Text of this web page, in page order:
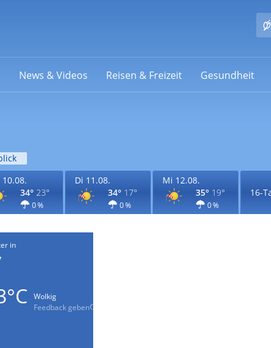
News & Videos Reisen & Freizeit Gesundheit
10.08.
34° 23°
0 %
Di 11.08.
34° 17°
0 %
Mi 12.08.
35° 19°
0 %
16-
in
Wolkig
Feedback geben